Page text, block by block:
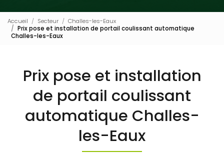
Accueil Secteur
Challes-les-Eaux
Prix pose et installation de portail coulissant automatique
Challes-les-Eaux
Prix pose et installation
de portail coulissant
automatique Challes-
les-Eaux